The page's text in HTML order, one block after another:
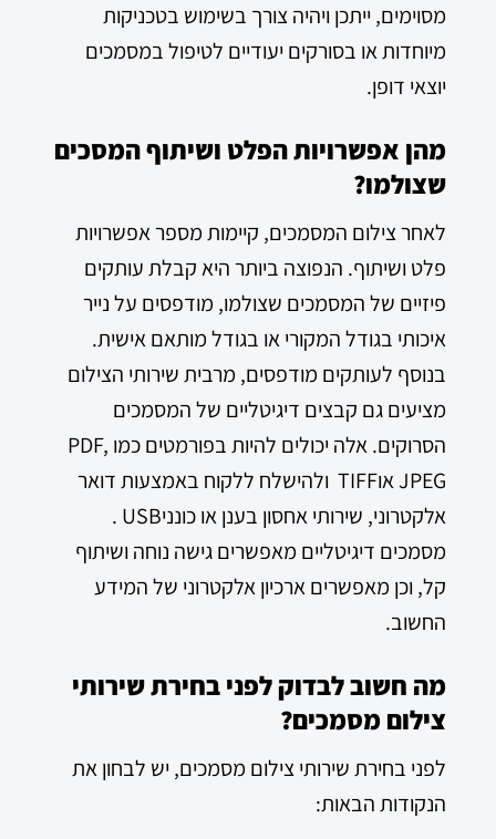
מסוימים, ייתכן ויהיה צורך בשימוש בטכניקות
מיוחדות או בסורקים יעודיים לטיפול במסמכים
יוצאי דופן.
מהן אפשרויות הפלט ושיתוף המסכים
שצולמו?
לאחר צילום המסמכים, קיימות מספר אפשרויות
פלט ושיתוף. הנפוצה ביותר היא קבלת עותקים
פיזיים של המסמכים שצולמו, מודפסים על נייר
איכותי בגודל המקורי או בגודל מותאם אישית.
בנוסף לעותקים מודפסים, מרבית שירותי הצילום
מציעים גם קבצים דיגיטליים שלהמסמכים
הסרוקים
. אלה יכולים להיות בפורמטים כמו PDF,
JPEG אוTIFF ולהישלח ללקוח באמצעות דואר
אלקטרוני, שירותי אחסון בענן או כונניUSB .
מסמכים דיגיטליים מאפשרים גישה נוחה ושיתוף
קל, וכן מאפשרים ארכיון אלקטרוני של המידע
החשוב.
מה חשוב לבדוק לפני בחירת שירותי
צילום מסמכים?
לפני בחירת שירותי צילום מסמכים, יש לבחון את
הנקודות הבאות: